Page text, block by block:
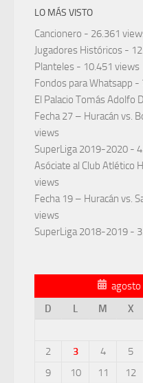
LO MÁS VISTO
Cancionero - 26.361
Jugadores Históricos -
Planteles - 10.451 views
Fondos para Whatsapp -
El Palacio Tomás Adolfo
Fecha 27 – Huracán vs.
views
SuperLiga 2019-2020 -
Asóciate al Club Atlético
views
Fecha 19 – Huracán vs.
views
SuperLiga 2018-2019 -
agosto
D
L M X
2
3 4 5
9
10 11 12